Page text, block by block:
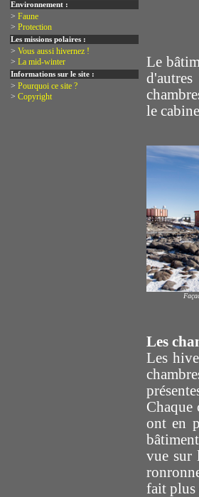
Environnement :
> Faune
> Protection
Les missions polaires :
> Vous aussi hivernez !
> La mid-winter
Informations sur le site :
> Pourquoi ce site ?
> Copyright
Le
le
Les
Les
Chaque
ont en
vue sur
fait plus